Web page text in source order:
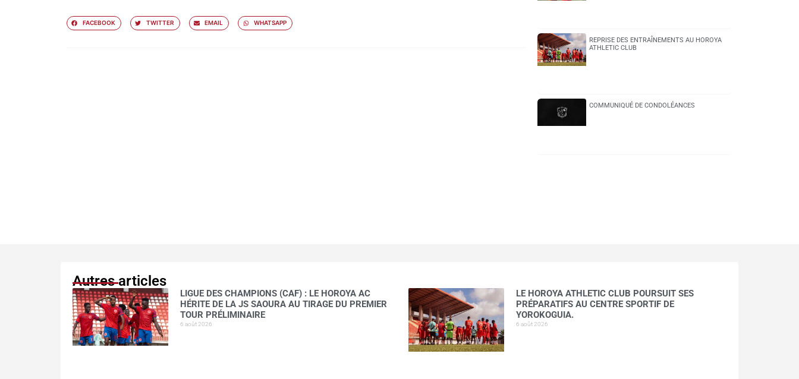
FACEBOOK TWITTER EMAIL WHATSAPP
REPRISE DES ENTRAÎNEMENTS AU HOROYA
ATHLETIC CLUB
COMMUNIQUÉ DE CONDOLÉANCES
Autres articles
LIGUE DES CHAMPIONS (CAF) : LE HOROYA AC
HÉRITE DE LA JS SAOURA AU TIRAGE DU PREMIER
TOUR PRÉLIMINAIRE
6 août 2026
LE HOROYA ATHLETIC CLUB POURSUIT SES
PRÉPARATIFS AU CENTRE SPORTIF DE
YOROKOGUIA.
6 août 2026